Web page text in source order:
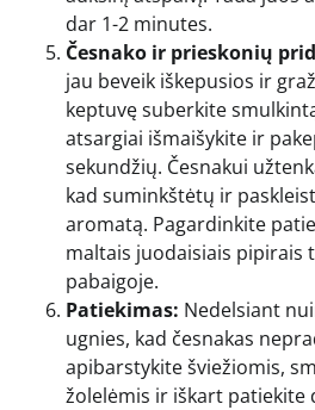
dar 1-2 minutes.
Česnako ir prieskonių
jau beveik iškepusios ir
keptuvę suberkite
atsargiai išmaišykite ir
sekundžių. Česnakui
kad suminkštėtų ir
aromatą. Pagardinkite
maltais juodaisiais pipirais
pabaigoje.
Patiekimas: Nedelsiant
ugnies, kad česnakas
apibarstykite šviežiomis,
žolelėmis ir iškart patiekite